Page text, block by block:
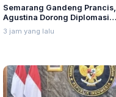
Semarang Gandeng Prancis,
Agustina Dorong Diplomasi
Budaya ke Kancah Global
3 jam yang lalu